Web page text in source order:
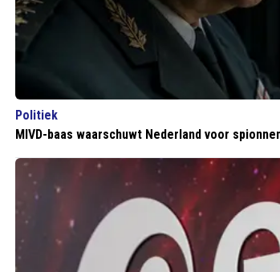
Politiek
MIVD-baas waarschuwt Nederland voor